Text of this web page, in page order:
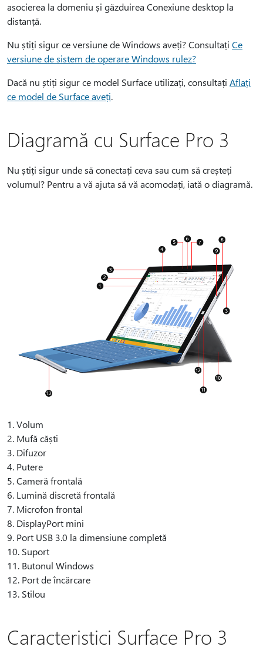
asocierea la domeniu și găzduirea Conexiune desktop la
distanță.
Nu știți sigur ce versiune de Windows aveți? Consultați Ce
versiune de sistem de operare Windows rulez?
Dacă nu știți sigur ce model Surface utilizați, consultați Aflați
ce model de Surface aveți.
Diagramă cu Surface Pro 3
Nu știți sigur unde să conectați ceva sau cum să creșteți
volumul? Pentru a vă ajuta să vă acomodați, iată o diagramă.
1. Volum
2. Mufă căști
3. Difuzor
4. Putere
5. Cameră frontală
6. Lumină discretă frontală
7. Microfon frontal
8. DisplayPort mini
9. Port USB 3.0 la dimensiune completă
10. Suport
11. Butonul Windows
12. Port de încărcare
13. Stilou
Caracteristici Surface Pro 3